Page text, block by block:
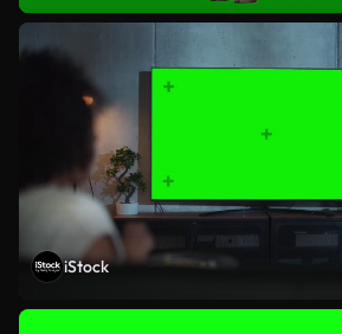
iStock